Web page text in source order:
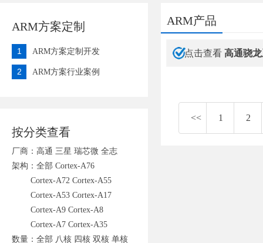
ARM产品
点击查看 高通骁
<< 1 2
ARM方案定制
1 ARM方案定制开发
2 ARM方案行业案例
按分类查看
厂商： 高通 三星 瑞芯微 全志
架构： 全部 Cortex-A76
Cortex-A72 Cortex-A55
Cortex-A53 Cortex-A17
Cortex-A9 Cortex-A8
Cortex-A7 Cortex-A35
数量： 全部 八核 四核 双核 单核